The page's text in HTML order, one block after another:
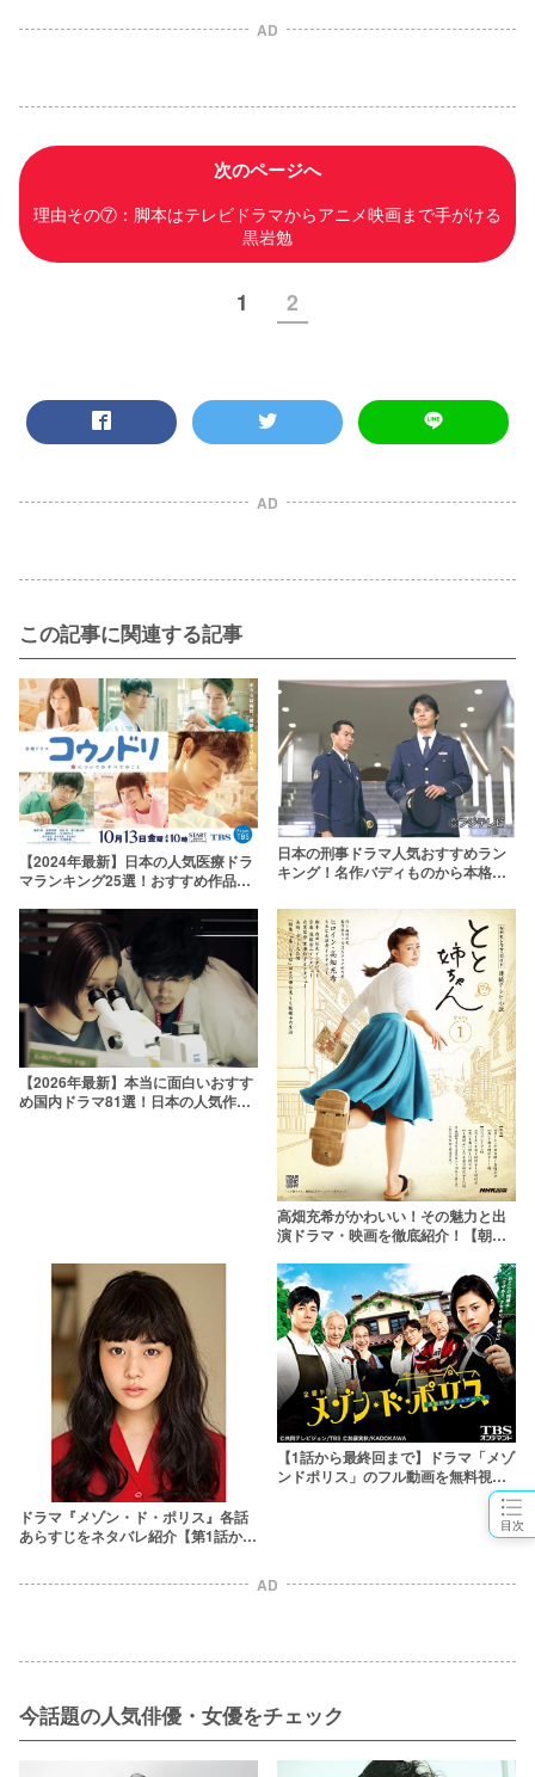
目次
AD
次のページへ
理由その⑦：脚本はテレビドラマからアニメ映画まで手がける
黒岩勉
1 2
AD
この記事に関連する記事
【2024年最新】日本の人気医療ドラ
マランキング25選！おすすめ作品を
日本の刑事ドラマ人気おすすめラン
キング！名作バディものから本格サ
【2026年最新】本当に面白いおすす
め国内ドラマ81選！日本の人気作品
高畑充希がかわいい！その魅力と出
演ドラマ・映画を徹底紹介！【朝ド
ドラマ『メゾン・ド・ポリス』各話
あらすじをネタバレ紹介【第1話から
【1話から最終回まで】ドラマ「メゾ
ンドポリス」のフル動画を無料視聴
AD
今話題の人気俳優・女優をチェック